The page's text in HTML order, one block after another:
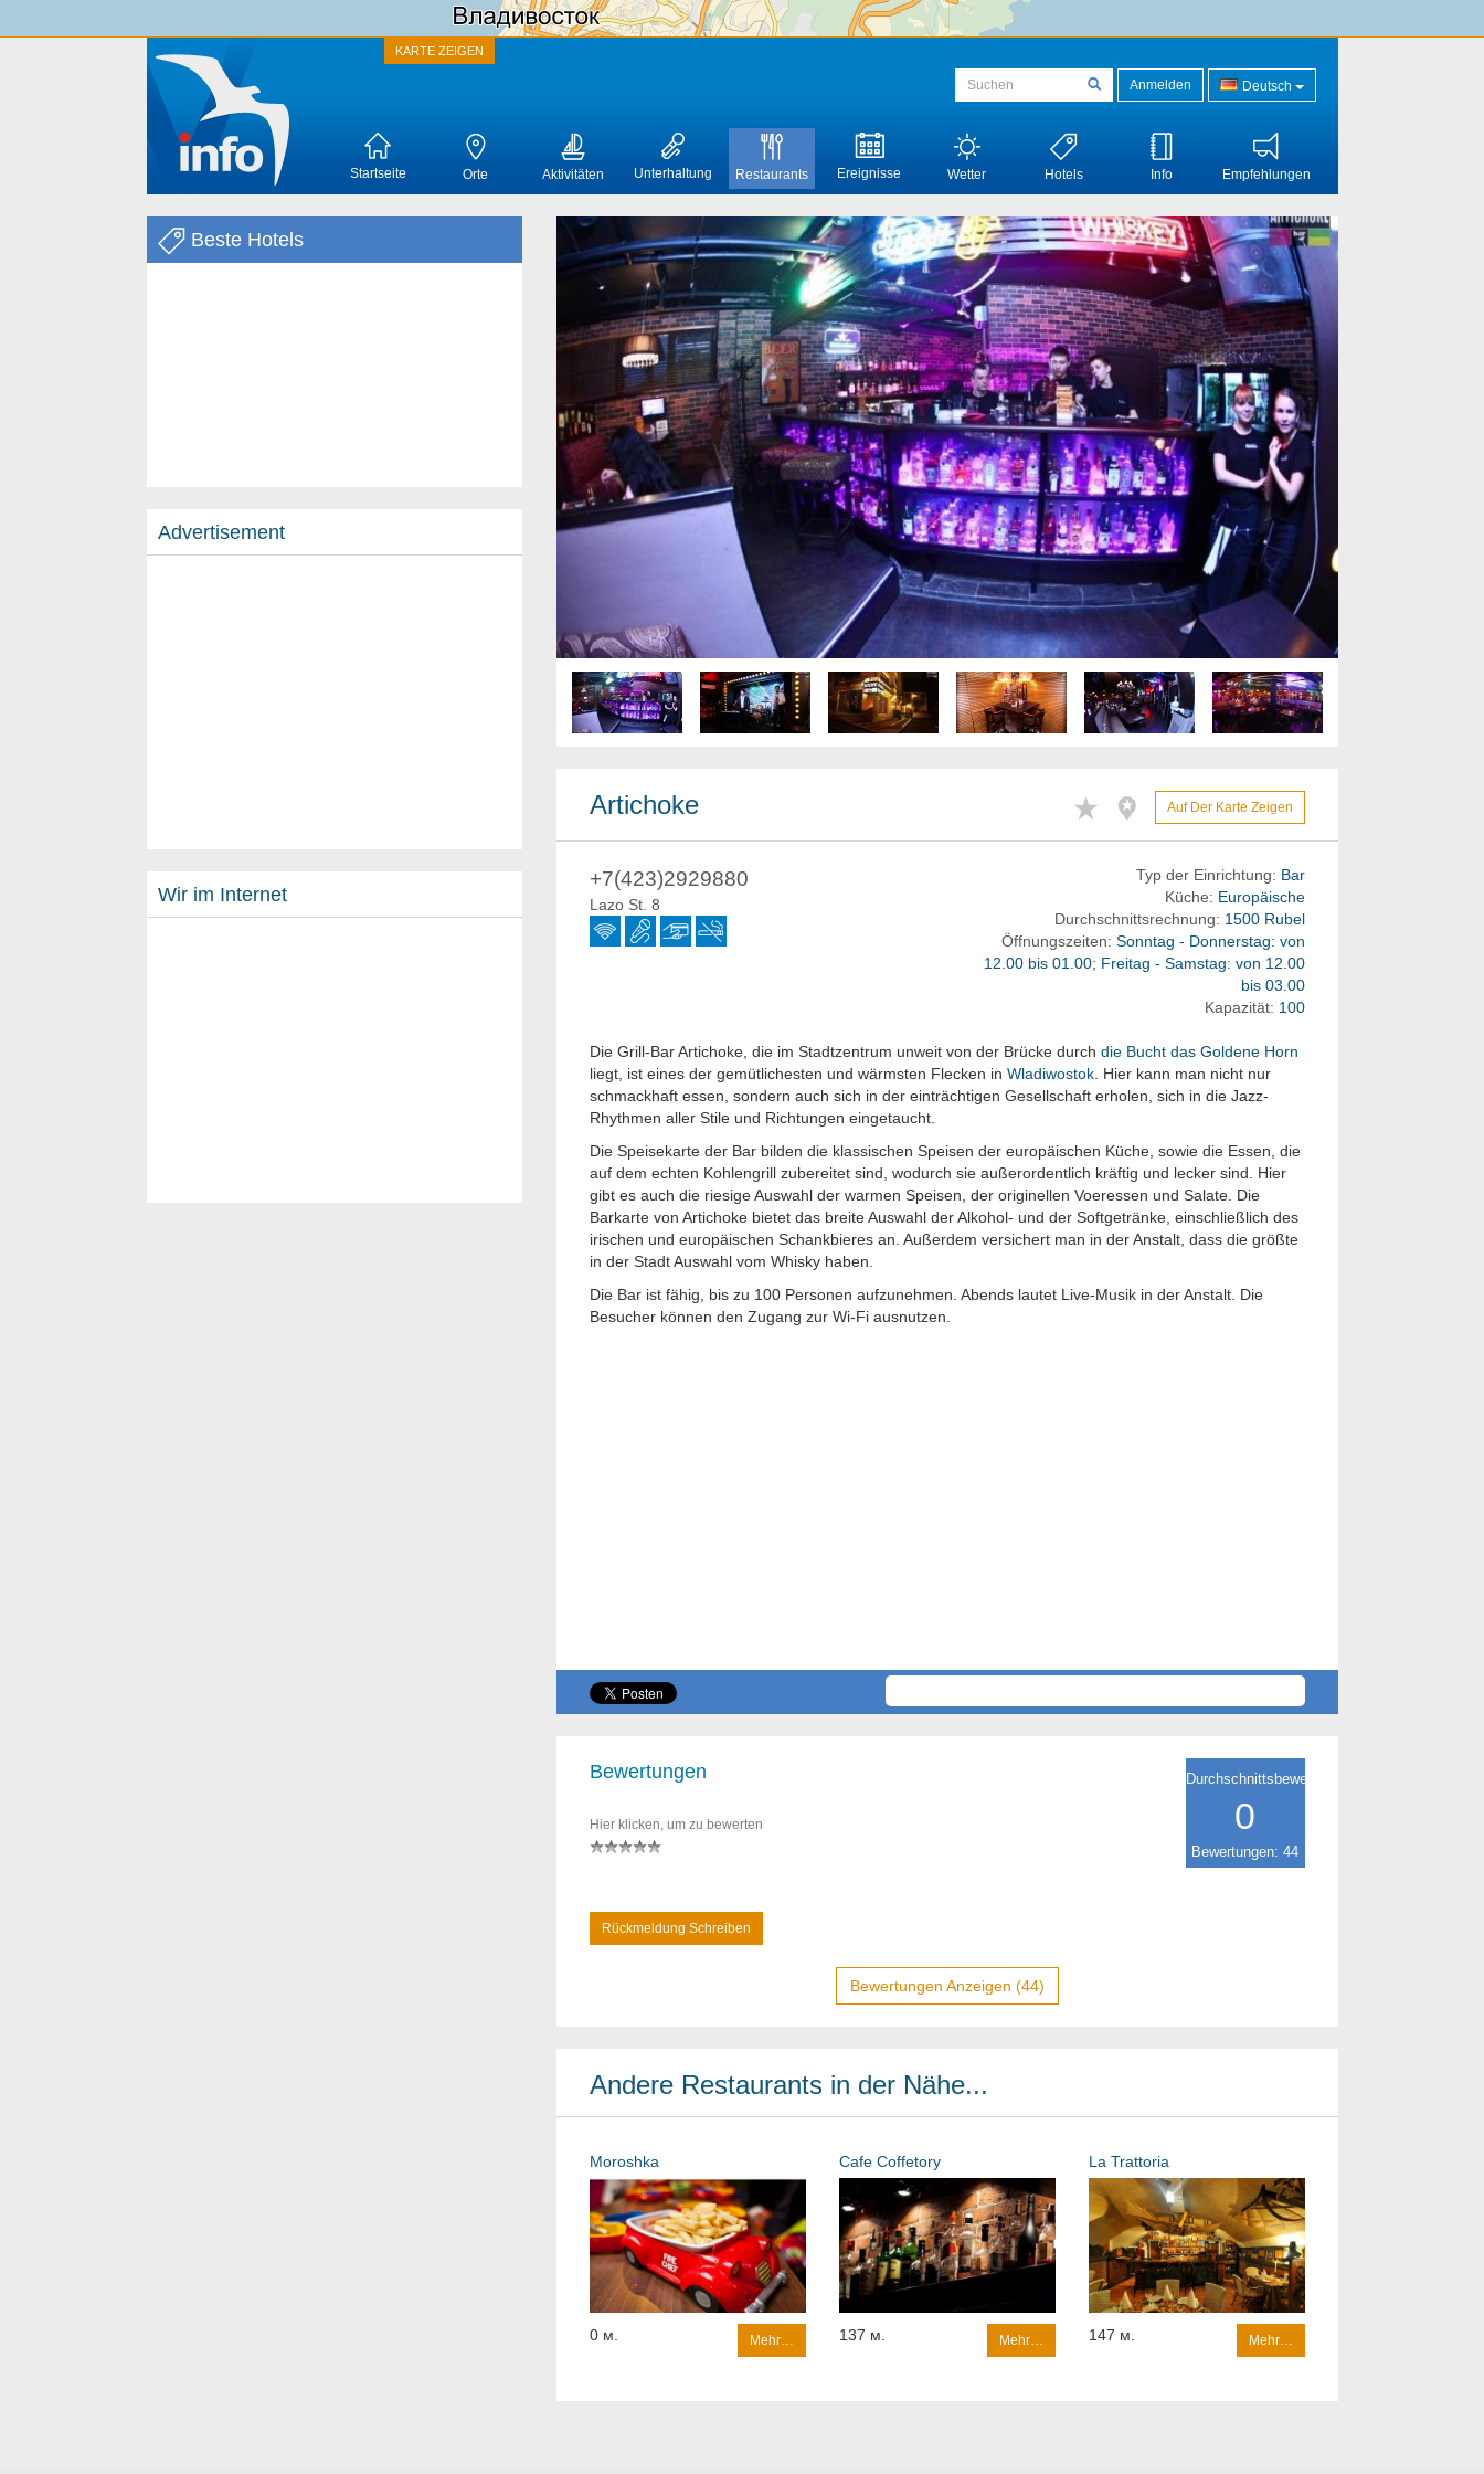
KARTE ZEIGEN
Anmelden Deutsch
Startseite Orte Aktivitäten Unterhaltung Restaurants Ereignisse Wetter Hotels Info Empfehlungen
Beste Hotels
Advertisement
Wir im Internet
Artichoke Auf Der Karte Zeigen
+7(423)2929880
Lazo St. 8
Typ der Einrichtung: Bar
Küche: Europäische
Durchschnittsrechnung: 1500 Rubel
Öffnungszeiten: Sonntag - Donnerstag: von
12.00 bis 01.00; Freitag - Samstag: von 12.00
bis 03.00
Kapazität: 100
Die Grill-Bar Artichoke, die im Stadtzentrum unweit von der Brücke durch die Bucht das Goldene Horn
liegt, ist eines der gemütlichesten und wärmsten Flecken in Wladiwostok. Hier kann man nicht nur
schmackhaft essen, sondern auch sich in der einträchtigen Gesellschaft erholen, sich in die Jazz-
Rhythmen aller Stile und Richtungen eingetaucht.
Die Speisekarte der Bar bilden die klassischen Speisen der europäischen Küche, sowie die Essen, die
auf dem echten Kohlengrill zubereitet sind, wodurch sie außerordentlich kräftig und lecker sind. Hier
gibt es auch die riesige Auswahl der warmen Speisen, der originellen Voeressen und Salate. Die
Barkarte von Artichoke bietet das breite Auswahl der Alkohol- und der Softgetränke, einschließlich des
irischen und europäischen Schankbieres an. Außerdem versichert man in der Anstalt, dass die größte
in der Stadt Auswahl vom Whisky haben.
Die Bar ist fähig, bis zu 100 Personen aufzunehmen. Abends lautet Live-Musik in der Anstalt. Die
Besucher können den Zugang zur Wi-Fi ausnutzen.
Durchschnittsbewertung
0
Bewertungen: 44
Bewertungen
Hier klicken, um zu bewerten
Rückmeldung Schreiben
Bewertungen Anzeigen (44)
Andere Restaurants in der Nähe...
Moroshka
0 м. Mehr…
Cafe Coffetory
137 м. Mehr…
La Trattoria
147 м. Mehr…